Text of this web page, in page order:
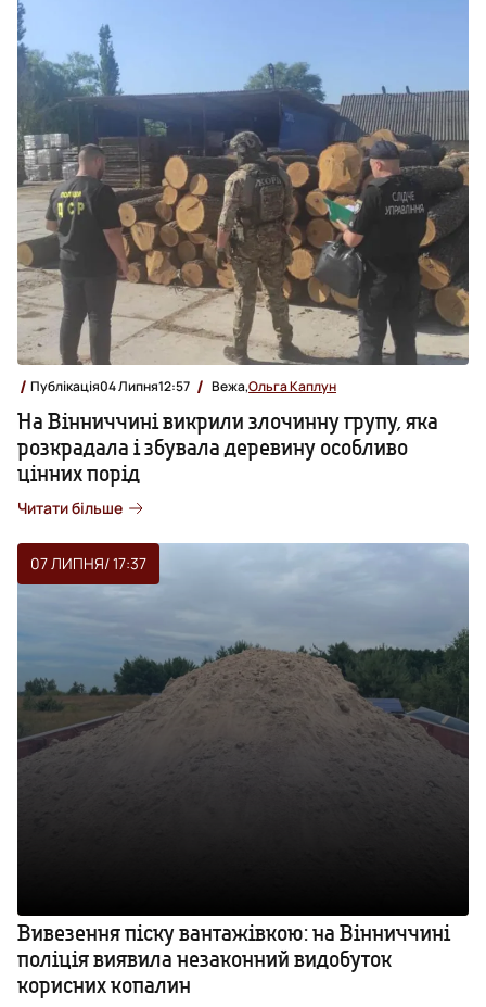
Публікація04 Липня12:57 Вежа,Ольга Каплун
На Вінниччині викрили злочинну групу, яка
розкрадала і збувала деревину особливо
цінних порід
Читати більше
07 ЛИПНЯ/ 17:37
Вивезення піску вантажівкою: на Вінниччині
поліція виявила незаконний видобуток
корисних копалин